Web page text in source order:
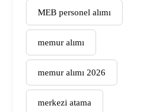
MEB personel alımı
memur alımı
memur alımı 2026
merkezi atama